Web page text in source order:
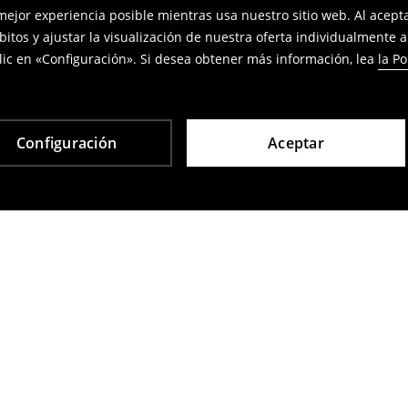
experiencia posible mientras usa nuestro sitio web. Al
y ajustar la visualización de nuestra oferta individualmente
«Configuración». Si desea obtener más información, lea la
Configuración Aceptar